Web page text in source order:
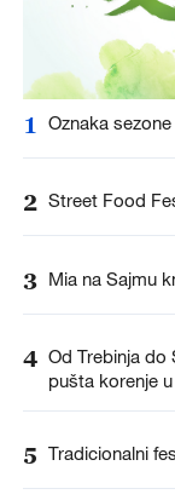
1 Oznaka
2 Street Food
3 Mia na Sajmu
4 Od Trebinja do
pušta korenje
5 Tradicionalni